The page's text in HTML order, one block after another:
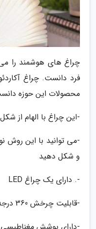
چراغ های هوشمند را
محصولات این حوزه
-این چراغ با الهام از
-می توانید با این روش
و شکل دهید
-. دارای یک چراغ LED
-قابلیت چرخش 360 درجه کامل